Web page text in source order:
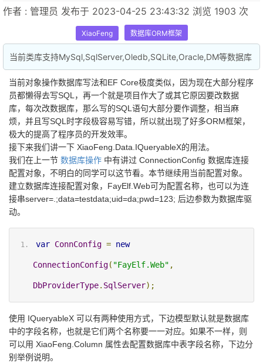
作者 : 管理员 发布于 2023-04-25 23:43:32 浏览 1903 次
XiaoFeng 数据库ORM框架
当前类库支持MySql,SqlServer,Oledb,SQLite,Oracle,DM等数据库
当前对象操作数据库写法和EF Core极度类似，因为现在大部分程序
员都懒得去写SQL，再一个就是项目作大了或其它原因要改数据
库，每次改数据库，那么写的SQL语句大部分要作调整，相当麻
烦，并且写SQL时字段极容易写错，所以就出现了好多ORM框架，
极大的提高了程序员的开发效率。
接下来我们讲一下 XiaoFeng.Data.IQueryableX的用法。
我们在上一节 数据库操作 中有讲过 ConnectionConfig 数据库连接
配置对象，不明白的同学可以这节看。本节继续用当前配置对象。
建立数据库连接配置对象，FayElf.Web可为配置名称，也可以为连
接串server=.;data=testdata;uid=da;pwd=123; 后边参数为数据库驱
动。
var ConnConfig = new
ConnectionConfig( "FayElf.Web" ,
DbProviderType. SqlServer);
使用 IQueryableX 可以有两种使用方式，下边模型默认就是数据库
中的字段名称，也就是它们两个名称要一一对应。如果不一样，则
可以用 XiaoFeng.Column 属性去配置数据库中表字段名称，下边分
别举例说明。